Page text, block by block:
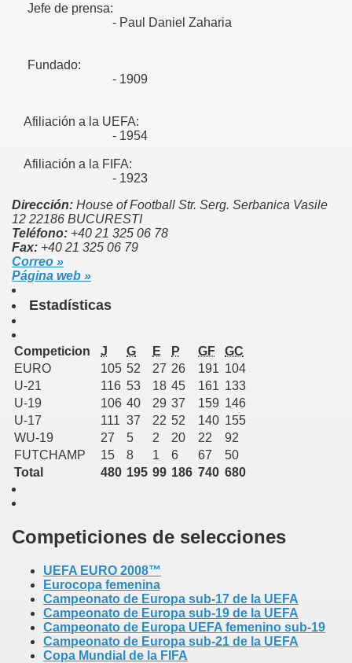
Jefe de prensa:
- Paul Daniel Zaharia
Fundado:
- 1909
Afiliación a la UEFA:
- 1954
Afiliación a la FIFA:
- 1923
Dirección: House of Football Str. Serg. Serbanica Vasile
12 22186 BUCURESTI
Teléfono: +40 21 325 06 78
Fax: +40 21 325 06 79
Correo »
Página web »
Estadísticas
Competicion J G E P GF
GC
EURO
105 52 27 26 191 104
U-21
116 53 18 45 161 133
U-19
106 40 29 37 159 146
U-17
111 37 22 52 140 155
WU-19
27 5 2 20 22
92
FUTCHAMP
15 8 1 6 67
50
Total
480 195 99 186 740 680
Competiciones de selecciones
UEFA EURO 2008™
Eurocopa femenina
Campeonato de Europa sub-17 de la UEFA
Campeonato de Europa sub-19 de la UEFA
Campeonato de Europa UEFA femenino sub-19
Campeonato de Europa sub-21 de la UEFA
Copa Mundial de la FIFA
consiga el Balón de Oro
Rumanos, LA COMUNIDAD DE AFICIONADOS
y mas al dia en las Ligas Rumanas